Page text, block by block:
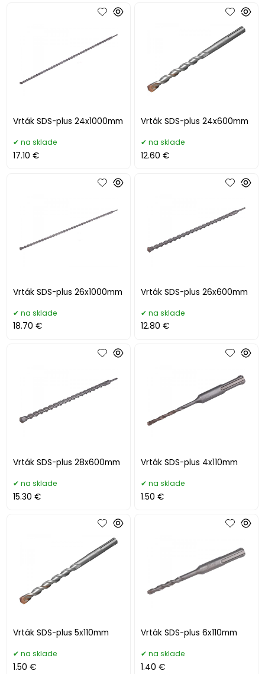
Vrták SDS-plus 24x1000mm
na sklade
17.10 €
Vrták SDS-plus 24x600mm
na sklade
12.60 €
Vrták SDS-plus 26x1000mm
na sklade
18.70 €
Vrták SDS-plus 26x600mm
na sklade
12.80 €
Vrták SDS-plus 28x600mm
na sklade
15.30 €
Vrták SDS-plus 4x110mm
na sklade
1.50 €
Vrták SDS-plus 5x110mm
na sklade
1.50 €
Vrták SDS-plus 6x110mm
na sklade
1.40 €